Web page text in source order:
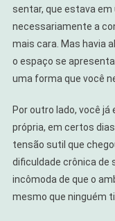
sentar, que estava em
necessariamente a
mais cara. Mas havia
o espaço se
uma forma que você
Por outro lado, você
própria, em certos
tensão sutil que
dificuldade crônica de
incômoda de que o
mesmo que ninguém